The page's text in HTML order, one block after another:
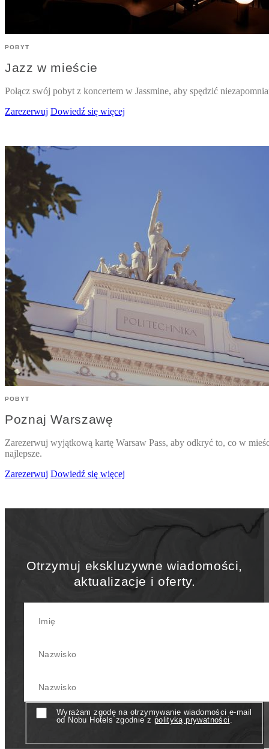
POBYT
Jazz w mieście
Połącz swój pobyt z koncertem w Jassmine, aby spędzić
Zarezerwuj Dowiedź się więcej
POBYT
Poznaj Warszawę
Zarezerwuj wyjątkową kartę Warsaw Pass, aby odkryć to, co w
najlepsze.
Zarezerwuj Dowiedź się więcej
Otrzymuj ekskluzywne wiadomości,
aktualizacje i oferty.
ConsentWyrażam zgodę na otrzymywanie wiadomości e-mail
od Nobu Hotels zgodnie z polityką prywatności .